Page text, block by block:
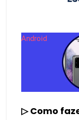
Android
▷ Como